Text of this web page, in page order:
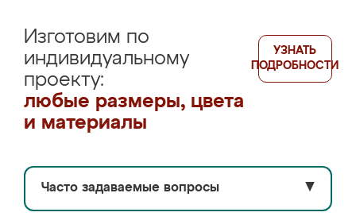
Изготовим по
индивидуальному
проекту:
любые размеры, цвета
и материалы
УЗНАТЬ
ПОДРОБНОСТИ
Часто задаваемые вопросы ▼